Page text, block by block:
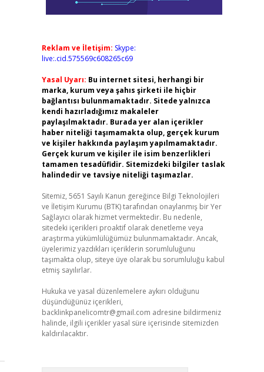
Reklam ve İletişim: Skype:
live:.cid.575569c608265c69
Yasal Uyarı: Bu internet sitesi, herhangi bir
marka, kurum veya şahıs şirketi ile hiçbir
bağlantısı bulunmamaktadır. Sitede yalnızca
kendi hazırladığımız makaleler
paylaşılmaktadır. Burada yer alan içerikler
haber niteliği taşımamakta olup, gerçek kurum
ve kişiler hakkında paylaşım yapılmamaktadır.
Gerçek kurum ve kişiler ile isim benzerlikleri
tamamen tesadüfidir. Sitemizdeki bilgiler taslak
halindedir ve tavsiye niteliği taşımazlar.
Sitemiz, 5651 Sayılı Kanun gereğince Bilgi Teknolojileri
ve İletişim Kurumu (BTK) tarafından onaylanmış bir Yer
Sağlayıcı olarak hizmet vermektedir. Bu nedenle,
sitedeki içerikleri proaktif olarak denetleme veya
araştırma yükümlülüğümüz bulunmamaktadır. Ancak,
üyelerimiz yazdıkları içeriklerin sorumluluğunu
taşımakta olup, siteye üye olarak bu sorumluluğu kabul
etmiş sayılırlar.
Hukuka ve yasal düzenlemelere aykırı olduğunu
düşündüğünüz içerikleri,
backlinkpanelicomtr@gmail.com adresine bildirmeniz
halinde, ilgili içerikler yasal süre içerisinde sitemizden
kaldırılacaktır.